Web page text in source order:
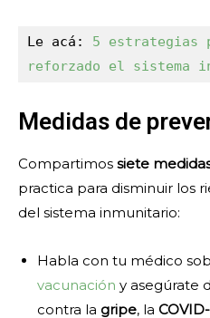
Le acá: 5 estrategias
reforzado el sistema
Medidas de
Compartimos siete
practica para disminuir los
del sistema inmunitario:
Habla con tu médico
vacunación y asegúrate
contra la gripe, la